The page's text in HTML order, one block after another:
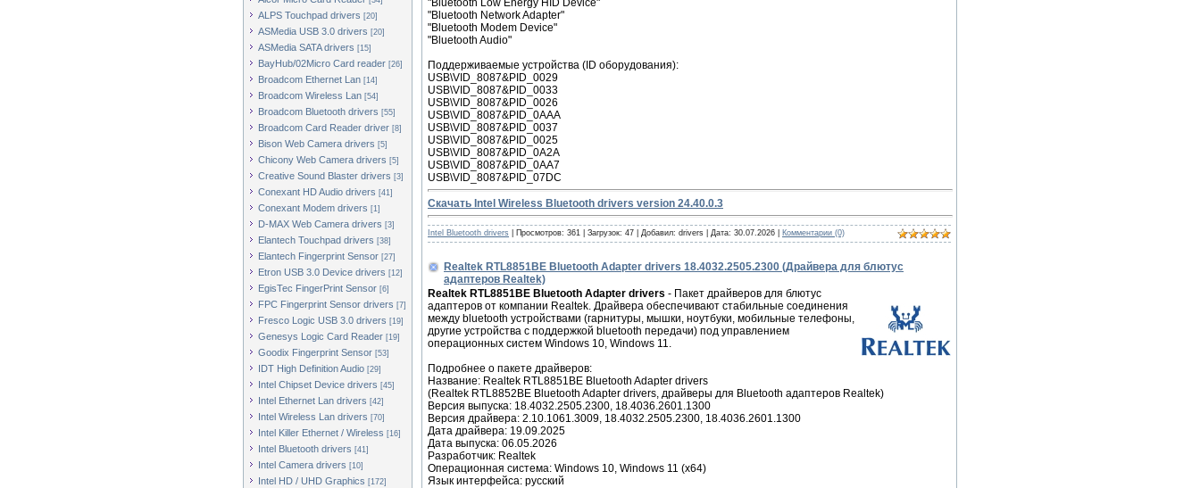
ALPS Touchpad drivers [20]
ASMedia USB 3.0 drivers [20]
ASMedia SATA drivers [15]
BayHub/02Micro Card reader [26]
Broadcom Ethernet Lan [14]
Broadcom Wireless Lan [54]
Broadcom Bluetooth drivers [55]
Broadcom Card Reader driver [8]
Bison Web Camera drivers [5]
Chicony Web Camera drivers [5]
Creative Sound Blaster drivers [3]
Conexant HD Audio drivers [41]
Conexant Modem drivers [1]
D-MAX Web Camera drivers [3]
Elantech Touchpad drivers [38]
Elantech Fingerprint Sensor [27]
Etron USB 3.0 Device drivers [12]
EgisTec FingerPrint Sensor [6]
FPC Fingerprint Sensor drivers [7]
Fresco Logic USB 3.0 drivers [19]
Genesys Logic Card Reader [19]
Goodix Fingerprint Sensor [53]
IDT High Definition Audio [29]
Intel Chipset Device drivers [45]
Intel Ethernet Lan drivers [42]
Intel Wireless Lan drivers [70]
Intel Killer Ethernet / Wireless [16]
Intel Bluetooth drivers [41]
Intel Camera drivers [10]
Intel HD / UHD Graphics [172]
"Bluetooth Low Energy HID Device"
"Bluetooth Network Adapter"
"Bluetooth Modem Device"
"Bluetooth Audio"
Поддерживаемые устройства (ID оборудования):
USB\VID_8087&PID_0029
USB\VID_8087&PID_0033
USB\VID_8087&PID_0026
USB\VID_8087&PID_0AAA
USB\VID_8087&PID_0037
USB\VID_8087&PID_0025
USB\VID_8087&PID_0A2A
USB\VID_8087&PID_0AA7
USB\VID_8087&PID_07DC
Скачать Intel Wireless Bluetooth drivers version 24.40.0.3
Intel Bluetooth drivers Просмотров: 361 Загрузок: 47 Добавил: drivers Дата: 30.07.2026 Комментарии (0)
Realtek RTL8851BE Bluetooth Adapter drivers 18.4032.2505.2300 (Драйвера для блютуc
адаптеров Realtek)
Realtek RTL8851BE Bluetooth Adapter drivers - Пакет драйверов для блютус
адаптеров от компании Realtek. Драйвера обеспечивают стабильные соединения
между bluetooth устройствами (гарнитуры, мышки, ноутбуки, мобильные телефоны,
другие устройства с поддержкой bluetooth передачи) под управлением
операционных систем Windows 10, Windows 11.
Подробнее о пакете драйверов:
Название: Realtek RTL8851BE Bluetooth Adapter drivers
(Realtek RTL8852BE Bluetooth Adapter drivers, драйверы для Bluetooth адаптеров Realtek)
Версия выпуска: 18.4032.2505.2300, 18.4036.2601.1300
Версия драйвера: 2.10.1061.3009, 18.4032.2505.2300, 18.4036.2601.1300
Дата драйвера: 19.09.2025
Дата выпуска: 06.05.2026
Разработчик: Realtek
Операционная система: Windows 10, Windows 11 (x64)
Язык интерфейса: русский